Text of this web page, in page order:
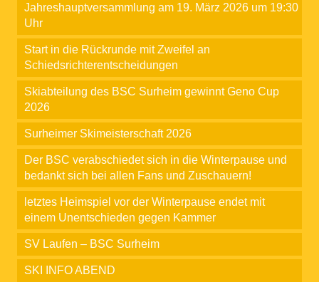
Jahreshauptversammlung am 19. März 2026 um 19:30
Uhr
Start in die Rückrunde mit Zweifel an
Schiedsrichterentscheidungen
Skiabteilung des BSC Surheim gewinnt Geno Cup
2026
Surheimer Skimeisterschaft 2026
Der BSC verabschiedet sich in die Winterpause und
bedankt sich bei allen Fans und Zuschauern!
letztes Heimspiel vor der Winterpause endet mit
einem Unentschieden gegen Kammer
SV Laufen – BSC Surheim
SKI INFO ABEND